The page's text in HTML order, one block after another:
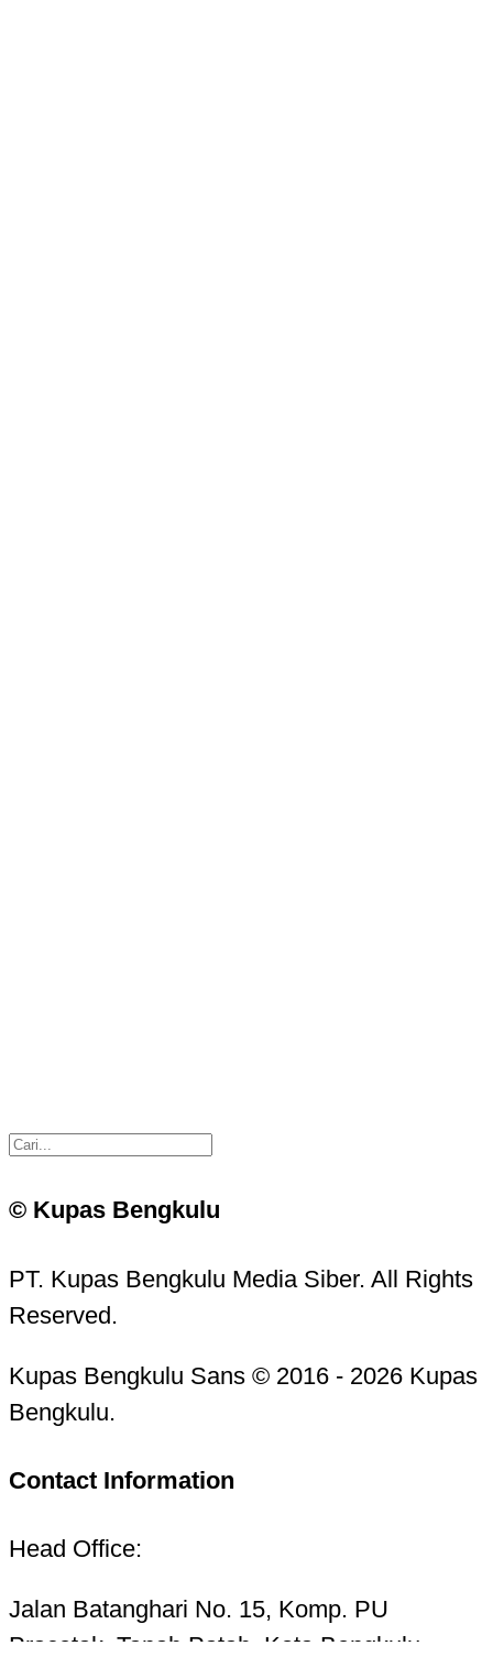
© Kupas Bengkulu
PT. Kupas Bengkulu Media Siber. All Rights
Reserved.
Kupas Bengkulu Sans © 2016 - 2026 Kupas
Bengkulu.
Contact Information
Head Office:
Jalan Batanghari No. 15, Komp. PU
Pracetak, Tanah Patah, Kota Bengkulu